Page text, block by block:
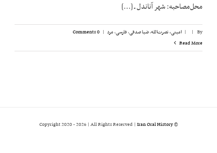
محل‌مصاحبه: شهر آناندل ـ [...]
By
|
| امینی، نصرت‌الله,ضیا صدقی,فارسی,مرد |
0 Comments
Read More
© Copyright 2020 -
2026 | All Rights Reserved | Iran Oral History